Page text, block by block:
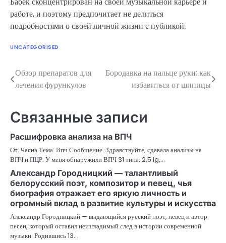
работе, и поэтому предпочитает не делиться
подробностями о своей личной жизни с публикой.
UNCATEGORISED
Навигация
записям
Обзор препаратов для
лечения фурункулов
Бородавка на пальце руки: как
избавиться от шипицы
Связанные записи
Расшифровка анализа на ВПЧ
От: Чаяна Тема: Впч Сообщение: Здравствуйте, сдавала анализы на
ВПЧ и ПЦР. У меня обнаружили ВПЧ 31 типа, 2.5 lg,…
Александр Городницкий — талантливый
белорусский поэт, композитор и певец, чья
биография отражает его яркую личность и
огромный вклад в развитие культуры и искусства
Александр Городницкий — выдающийся русский поэт, певец и автор
песен, который оставил неизгладимый след в истории современной
музыки. Родившись 13…